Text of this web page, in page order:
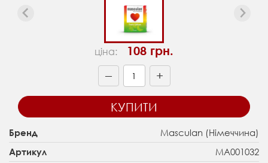
ціна: 108 грн.
— +
КУПИТИ
Бренд Masculan (Німеччина)
Артикул MA001032